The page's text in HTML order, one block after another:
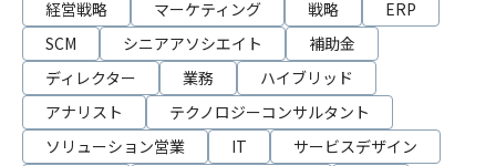
経営戦略 マーケティング 戦略
ERP
SCM
シニアアソシエイト
補助金
ディレクター
業務
ハイブリッド
アナリスト
テクノロジーコンサルタント
ソリューション営業
IT
サービスデザイン